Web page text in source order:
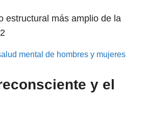
estructural más amplio de la
2
mental de hombres y mujeres
y el